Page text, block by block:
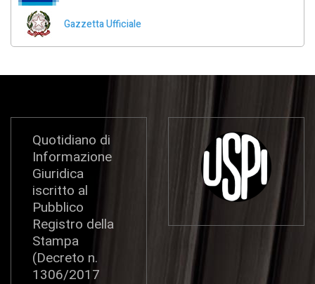
Gazzetta Ufficiale
Quotidiano di
Informazione
Giuridica
iscritto al
Pubblico
Registro della
Stampa
(Decreto n.
1306/2017